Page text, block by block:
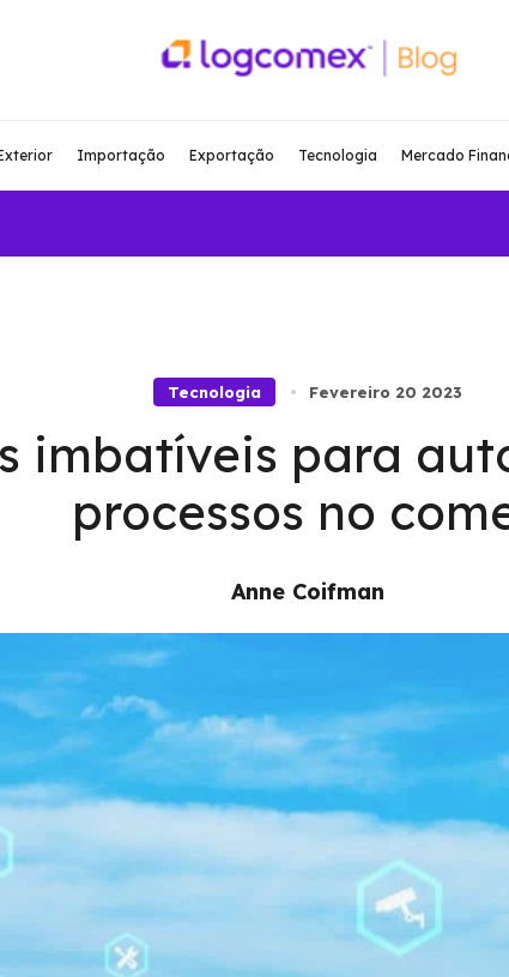
Importação Exportação Tecnologia Mercado
Tecnologia Fevereiro 20 2023
imbatíveis para
processos no
Anne Coifman